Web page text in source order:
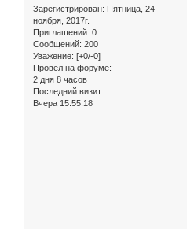
Зарегистрирован: Пятница, 24
ноября, 2017г.
Приглашений: 0
Сообщений: 200
Уважение: [+0/-0]
Провел на форуме:
2 дня 8 часов
Последний визит:
Вчера 15:55:18